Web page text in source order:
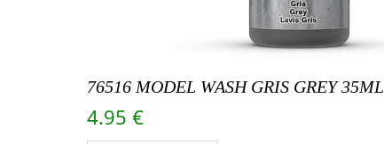
76516 MODEL WASH GRIS GREY 35ML
4.95 €